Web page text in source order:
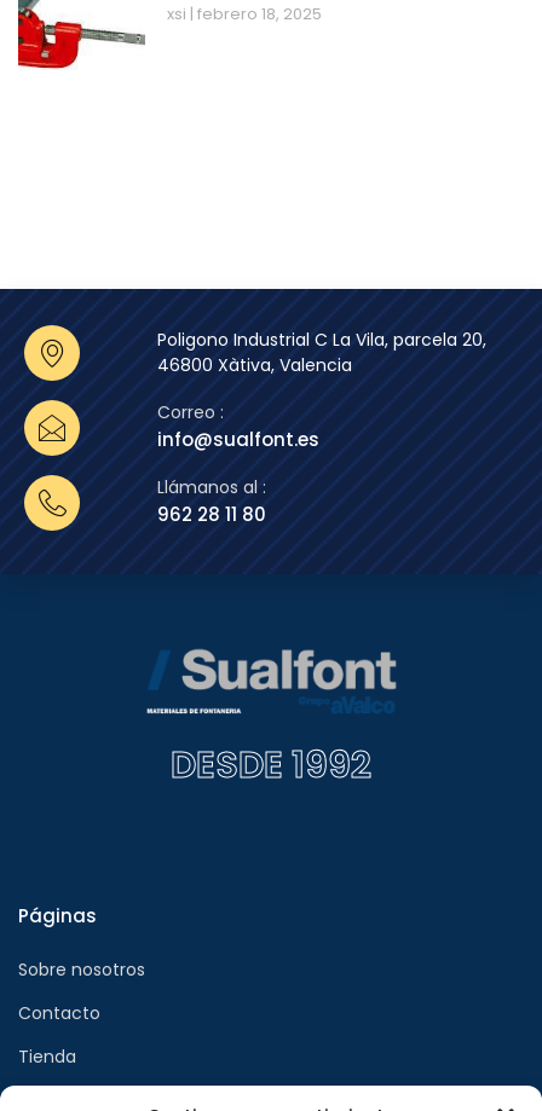
xsi febrero 18, 2025
Poligono Industrial C La Vila, parcela 20,
46800 Xàtiva, Valencia
Correo :
info@sualfont.es
Llámanos al :
962 28 11 80
DESDE 1992
Páginas
Sobre nosotros
Contacto
Tienda